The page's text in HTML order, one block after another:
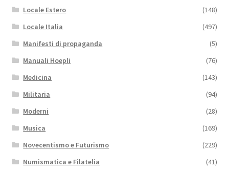
Locale Estero
(148)
Locale Italia
(497)
Manifesti di propaganda
(5)
Manuali Hoepli
(76)
Medicina
(143)
Militaria
(94)
Moderni
(28)
Musica
(169)
Novecentismo e Futurismo
(229)
Numismatica e Filatelia
(41)